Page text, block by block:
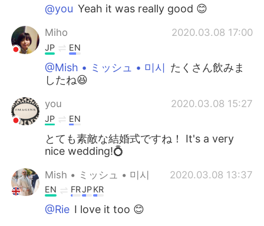
@you Yeah it was really good 😊
Miho 2020.03.08 17:00
JP EN
@Mish • ミッシュ • 미시 たくさん飲みま
したね😆
you 2020.03.08 15:27
JP EN
とても素敵な結婚式ですね！ It's a very
nice wedding!💍
Mish • ミッシュ • 미시 2020.03.08 13:37
EN FRJPKR
@Rie I love it too 😊